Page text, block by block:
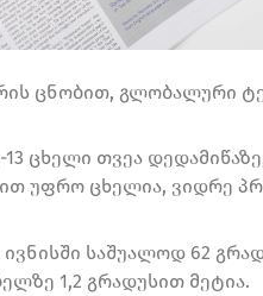
ცნობით, გლობალური
13 ცხელი თვეა
უფრო ცხელია, ვიდრე
საშუალოდ 62
1,2 გრადუსით მეტია.